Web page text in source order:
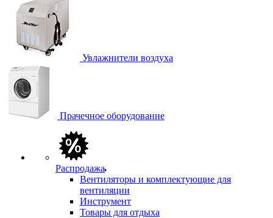
Увлажнители воздуха
Прачечное оборудование
Распродажа
Вентиляторы и комплектующие для
вентиляции
Инструмент
Товары для отдыха